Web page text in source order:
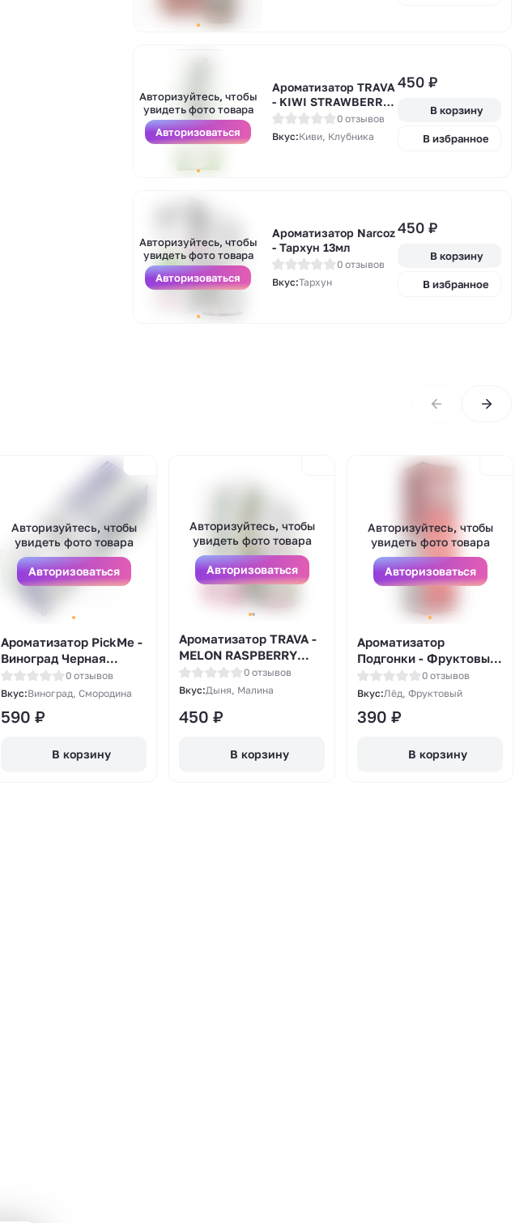
Авторизуйтесь, чтобы
увидеть фото товара
Авторизоваться
Ароматизатор TRAVA
- KIWI STRAWBERRY
(киви клубника) 13мл
0 отзывов
Вкус:Киви, Клубника
450 ₽
В корзину
В избранное
Авторизуйтесь, чтобы
увидеть фото товара
Авторизоваться
Ароматизатор Narcoz
- Тархун 13мл
0 отзывов
Вкус:Тархун
450 ₽
В корзину
В избранное
Авторизуйтесь, чтобы
увидеть фото товара
Авторизоваться
Ароматизатор PickMe -
Виноград Черная
смородина 14мл
0 отзывов
Вкус:Виноград, Смородина
590 ₽
В корзину
Авторизуйтесь, чтобы
увидеть фото товара
Авторизоваться
Ароматизатор TRAVA -
MELON RASPBERRY
(малина / дыня) 13мл
0 отзывов
Вкус:Дыня, Малина
450 ₽
В корзину
Авторизуйтесь, чтобы
увидеть фото товара
Авторизоваться
Ароматизатор
Подгонки - Фруктовый
лед 13мл
0 отзывов
Вкус:Лёд, Фруктовый
390 ₽
В корзину